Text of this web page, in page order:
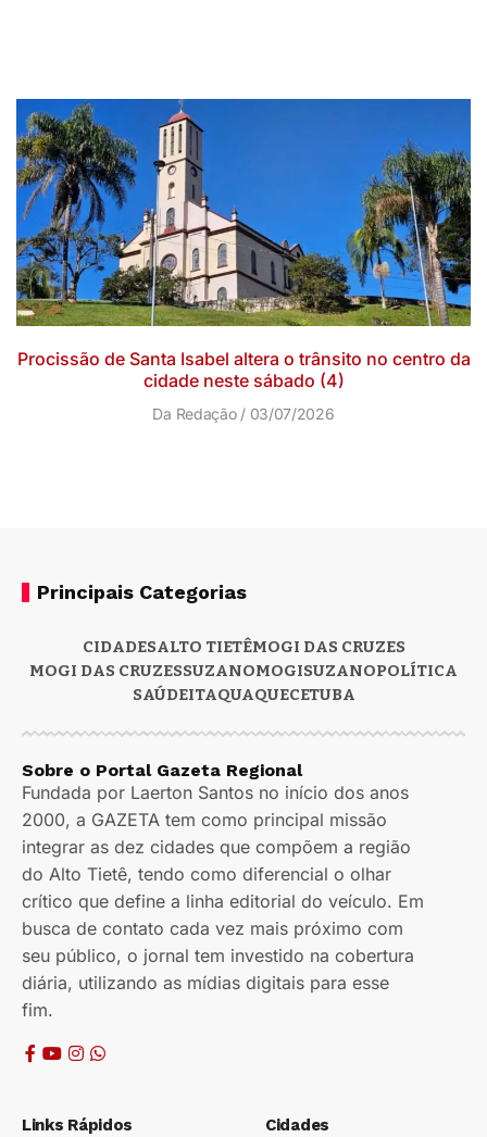
Procissão de Santa Isabel altera o trânsito no centro da
cidade neste sábado (4)
Da Redação 03/07/2026
Principais Categorias
CIDADESALTO TIETÊMOGI DAS CRUZES
MOGI DAS CRUZESSUZANOMOGISUZANOPOLÍTICA
SAÚDEITAQUAQUECETUBA
Sobre o Portal Gazeta Regional
Fundada por Laerton Santos no início dos anos
2000, a GAZETA tem como principal missão
integrar as dez cidades que compõem a região
do Alto Tietê, tendo como diferencial o olhar
crítico que define a linha editorial do veículo. Em
busca de contato cada vez mais próximo com
seu público, o jornal tem investido na cobertura
diária, utilizando as mídias digitais para esse
fim.
Links Rápidos Cidades